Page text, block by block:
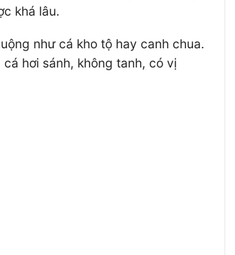
khá lâu.
như cá kho tộ hay canh chua.
hơi sánh, không tanh, có vị